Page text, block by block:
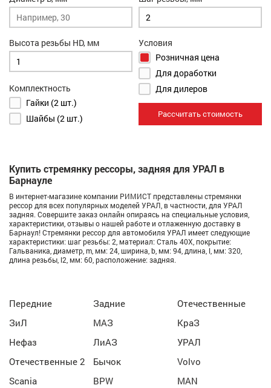
Высота резьбы HD, мм
Комплектность
Гайки (2 шт.)
Шайбы (2 шт.)
Условия
Розничная цена
Для доработки
Для дилеров
Рассчитать стоимость
Купить стремянку рессоры, задняя для УРАЛ в
Барнауле
В интернет-магазине компании РИМИСТ представлены стремянки
рессор для всех популярных моделей УРАЛ, в частности, для УРАЛ
задняя. Совершите заказ онлайн опираясь на специальные условия,
характеристики, отзывы о нашей работе и отлаженную доставку в
Барнаул! Стремянки рессор для автомобиля УРАЛ имеет следующие
характеристики: шаг резьбы: 2, материал: Сталь 40Х, покрытие:
Гальваника, диаметр, m, мм: 24, ширина, b, мм: 94, длина, l, мм: 320,
длина резьбы, l2, мм: 60, расположение: задняя.
Передние Задние
Отечественные
ЗиЛ
МАЗ
КраЗ
Нефаз
ЛиАЗ
УРАЛ
Отечественные 2
Бычок
Volvo
Scania
BPW
MAN